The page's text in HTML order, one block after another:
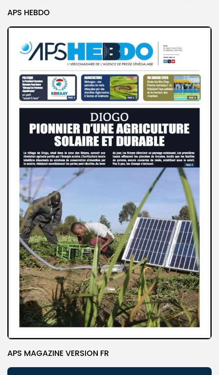
APS HEBDO
APS MAGAZINE VERSION FR